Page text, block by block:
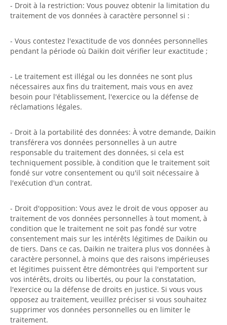
- Droit à la restriction: Vous pouvez obtenir la limitation du
traitement de vos données à caractère personnel si :
- Vous contestez l'exactitude de vos données personnelles
pendant la période où Daikin doit vérifier leur exactitude ;
- Le traitement est illégal ou les données ne sont plus
nécessaires aux fins du traitement, mais vous en avez
besoin pour l'établissement, l'exercice ou la défense de
réclamations légales.
- Droit à la portabilité des données: À votre demande, Daikin
transférera vos données personnelles à un autre
responsable du traitement des données, si cela est
techniquement possible, à condition que le traitement soit
fondé sur votre consentement ou qu'il soit nécessaire à
l'exécution d'un contrat.
- Droit d'opposition: Vous avez le droit de vous opposer au
traitement de vos données personnelles à tout moment, à
condition que le traitement ne soit pas fondé sur votre
consentement mais sur les intérêts légitimes de Daikin ou
de tiers. Dans ce cas, Daikin ne traitera plus vos données à
caractère personnel, à moins que des raisons impérieuses
et légitimes puissent être démontrées qui l'emportent sur
vos intérêts, droits ou libertés, ou pour la constatation,
l'exercice ou la défense de droits en justice. Si vous vous
opposez au traitement, veuillez préciser si vous souhaitez
supprimer vos données personnelles ou en limiter le
traitement.